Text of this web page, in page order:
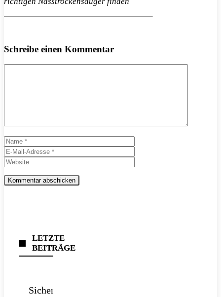
Schreibe einen Kommentar
Name
Mail-
Adresse
LETZTE
BEITRÄGE
Sichere